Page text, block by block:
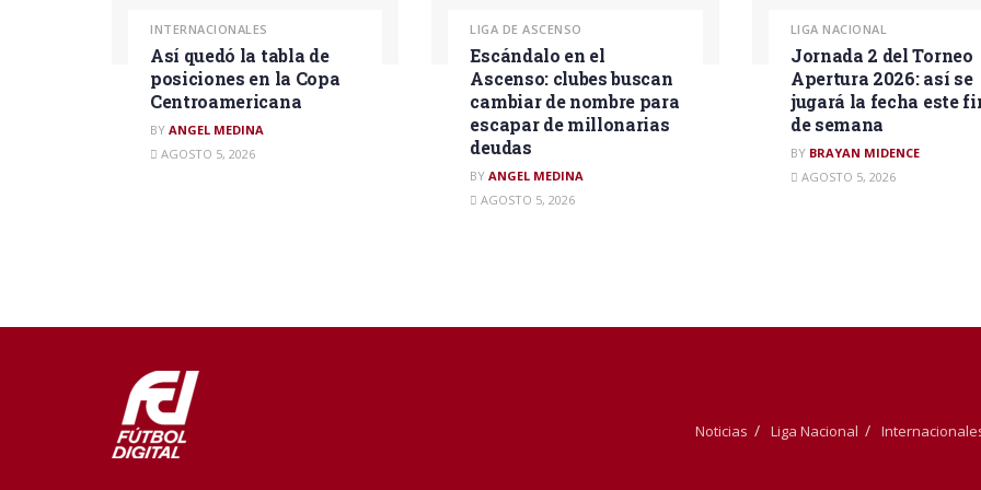
INTERNACIONALES
Así quedó la tabla de
posiciones en la Copa
Centroamericana
BY ANGEL MEDINA
AGOSTO 5, 2026
LIGA DE ASCENSO
Escándalo en el
Ascenso: clubes buscan
cambiar de nombre para
escapar de millonarias
deudas
BY ANGEL MEDINA
AGOSTO 5, 2026
LIGA NACIONAL
Jornada 2 del Torneo
Apertura 2026: así se
jugará la fecha este
de semana
BY BRAYAN MIDENCE
AGOSTO 5, 2026
Noticias Liga Nacional